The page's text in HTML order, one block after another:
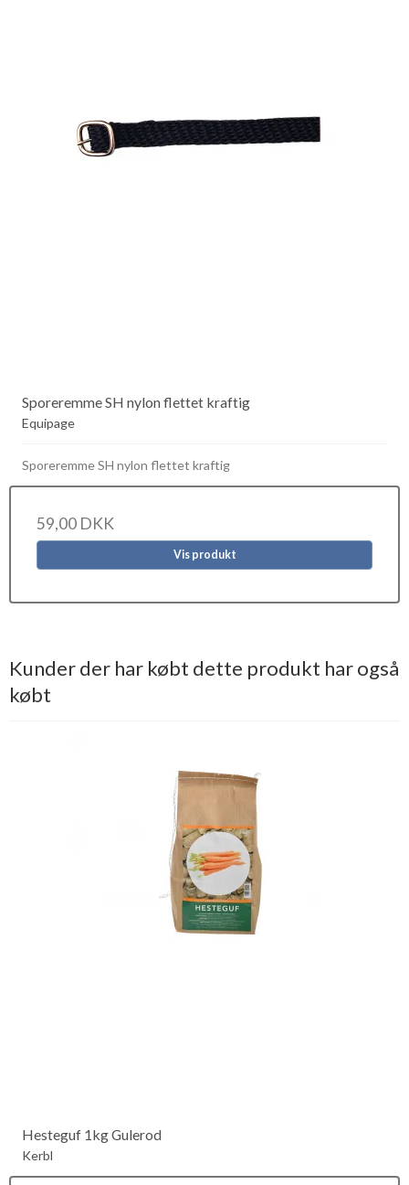
Sporeremme SH nylon flettet kraftig
Equipage
Sporeremme SH nylon flettet kraftig
59,00 DKK
Vis produkt
Kunder der har købt dette produkt har også
købt
Hesteguf 1kg Gulerod
Kerbl